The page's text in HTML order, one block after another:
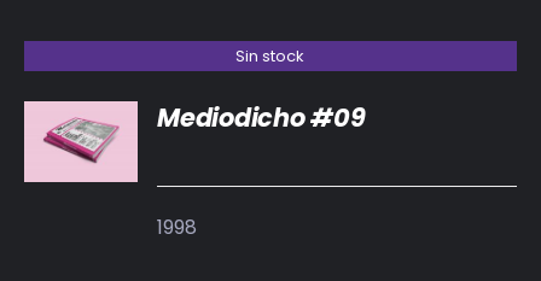
Sin stock
DETALLES
Mediodicho #09
1998